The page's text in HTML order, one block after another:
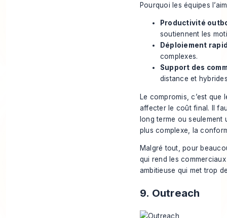
Pourquoi les équipes
Productivité
soutiennent les
Déploiement
complexes.
Support des
distance et
Le compromis, c’est que
affecter le coût final. Il
long terme ou
plus complexe, la
Malgré tout, pour
qui rend les
ambitieuse qui met trop
9. Outreach